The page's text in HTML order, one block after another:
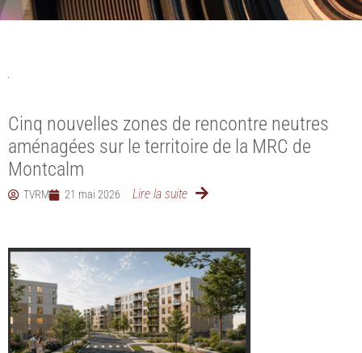
Cinq nouvelles zones de rencontre neutres
aménagées sur le territoire de la MRC de
Montcalm
TVRM 21 mai 2026 Lire la suite